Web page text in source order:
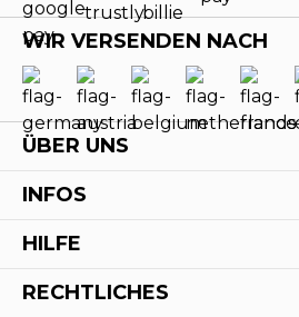
WIR VERSENDEN NACH
ÜBER UNS
INFOS
HILFE
RECHTLICHES